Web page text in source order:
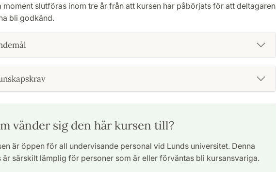
moment slutföras inom tre år från att kursen har påbörjats för att deltagaren
bli godkänd.
vänder sig den här kursen till?
är öppen för all undervisande personal vid Lunds universitet. Denna
är särskilt lämplig för personer som är eller förväntas bli kursansvariga.